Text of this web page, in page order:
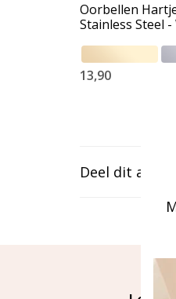
Oorbellen
Stainless Steel -
13,90
Deel dit artikel